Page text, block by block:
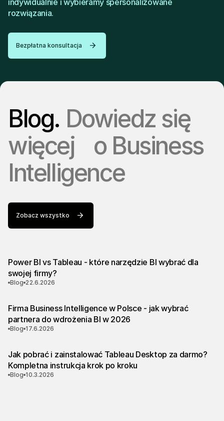
indywidualnie i wybieramy spersonalizowane
rozwiązania.
Bezpłatna konsultacja
Blog. Dowiedz się
więcej o Business
Intelligence
Zobacz wszystko
Power BI vs Tableau - które narzędzie BI wybrać dla
swojej firmy?
Blog 22.6.2026
Firma Business Intelligence w Polsce - jak wybrać
partnera do wdrożenia BI w 2026
Blog 17.6.2026
Jak pobrać i zainstalować Tableau Desktop za darmo?
Kompletna instrukcja krok po kroku
Blog 10.3.2026